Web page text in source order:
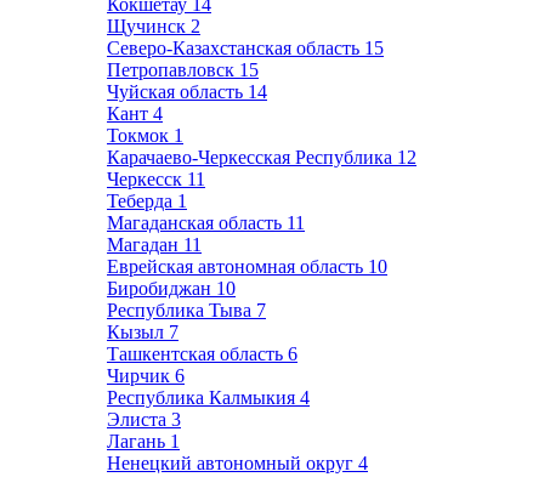
Кокшетау 14
Щучинск 2
Северо-Казахстанская область 15
Петропавловск 15
Чуйская область 14
Кант 4
Токмок 1
Карачаево-Черкесская Республика 12
Черкесск 11
Теберда 1
Магаданская область 11
Магадан 11
Еврейская автономная область 10
Биробиджан 10
Республика Тыва 7
Кызыл 7
Ташкентская область 6
Чирчик 6
Республика Калмыкия 4
Элиста 3
Лагань 1
Ненецкий автономный округ 4